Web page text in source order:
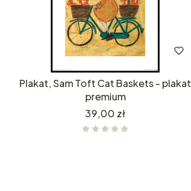
Plakat, Sam Toft Cat Baskets - plakat
premium
Cena
39,00 zł